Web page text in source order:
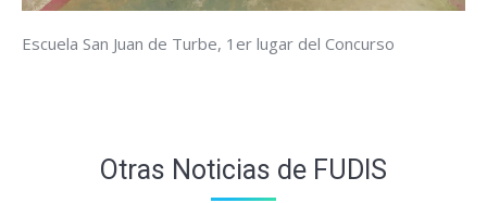
Escuela San Juan de Turbe, 1er lugar del Concurso
Otras Noticias de FUDIS